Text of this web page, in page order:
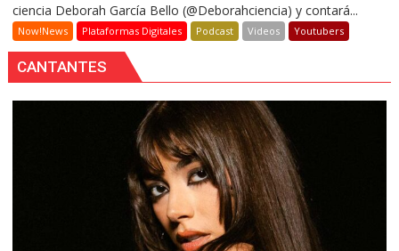
ciencia Deborah García Bello (@Deborahciencia) y contará...
Now!News Plataformas Digitales Podcast Videos Youtubers
CANTANTES